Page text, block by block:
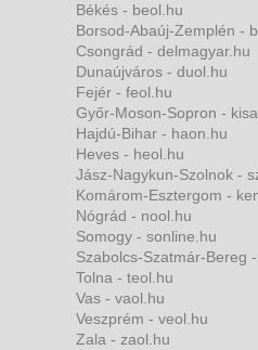
Békés - beol.hu
Borsod-Abaúj-Zemplén -
Csongrád - delmagyar.hu
Dunaújváros - duol.hu
Fejér - feol.hu
Győr-Moson-Sopron -
Hajdú-Bihar - haon.hu
Heves - heol.hu
Jász-Nagykun-Szolnok -
Komárom-Esztergom -
Nógrád - nool.hu
Somogy - sonline.hu
Szabolcs-Szatmár-Bereg
Tolna - teol.hu
Vas - vaol.hu
Veszprém - veol.hu
Zala - zaol.hu